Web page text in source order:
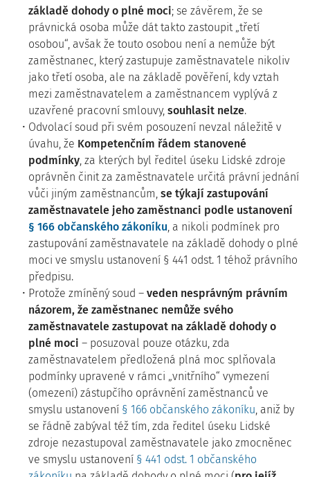
základě dohody o plné moci; se závěrem, že se
právnická osoba může dát takto zastoupit „třetí
osobou“, avšak že touto osobou není a nemůže být
zaměstnanec, který zastupuje zaměstnavatele nikoliv
jako třetí osoba, ale na základě pověření, kdy vztah
mezi zaměstnavatelem a zaměstnancem vyplývá z
uzavřené pracovní smlouvy, souhlasit nelze.
Odvolací soud při svém posouzení nevzal náležitě v
úvahu, že Kompetenčním řádem stanovené
podmínky, za kterých byl ředitel úseku Lidské zdroje
oprávněn činit za zaměstnavatele určitá právní jednání
vůči jiným zaměstnancům, se týkají zastupování
zaměstnavatele jeho zaměstnanci podle ustanovení
§ 166 občanského zákoníku, a nikoli podmínek pro
zastupování zaměstnavatele na základě dohody o plné
moci ve smyslu ustanovení § 441 odst. 1 téhož právního
předpisu.
Protože zmíněný soud – veden nesprávným právním
názorem, že zaměstnanec nemůže svého
zaměstnavatele zastupovat na základě dohody o
plné moci – posuzoval pouze otázku, zda
zaměstnavatelem předložená plná moc splňovala
podmínky upravené v rámci „vnitřního“ vymezení
(omezení) zástupčího oprávnění zaměstnanců ve
smyslu ustanovení § 166 občanského zákoníku, aniž by
se řádně zabýval též tím, zda ředitel úseku Lidské
zdroje nezastupoval zaměstnavatele jako zmocněnec
ve smyslu ustanovení § 441 odst. 1 občanského